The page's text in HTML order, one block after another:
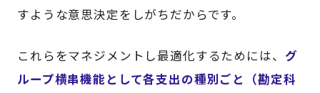
すような意思決定をしがちだからです。
これらをマネジメントし最適化するためには、 グ
ループ横串機能として各支出の種別ごと（勘定科